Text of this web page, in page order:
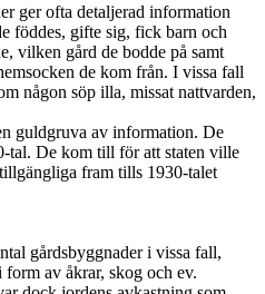
ger ofta detaljerad information
föddes, gifte sig, fick barn och
vilken gård de bodde på samt
de kom från. I vissa fall
någon söp illa, missat nattvarden,
guldgruva av information. De
tal. De kom till för att staten ville
fram tills 1930-talet
gårdsbyggnader i vissa fall,
av åkrar, skog och ev.